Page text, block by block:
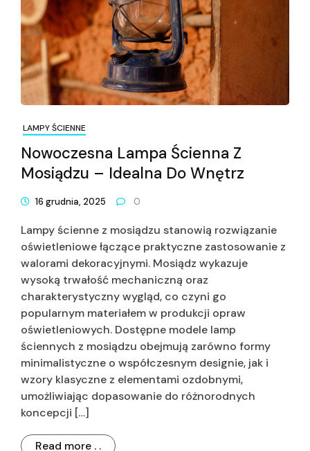
LAMPY ŚCIENNE
Nowoczesna Lampa Ścienna Z
Mosiądzu – Idealna Do Wnętrz
16 grudnia, 2025 0
Lampy ścienne z mosiądzu stanowią rozwiązanie
oświetleniowe łączące praktyczne zastosowanie z
walorami dekoracyjnymi. Mosiądz wykazuje
wysoką trwałość mechaniczną oraz
charakterystyczny wygląd, co czyni go
popularnym materiałem w produkcji opraw
oświetleniowych. Dostępne modele lamp
ściennych z mosiądzu obejmują zarówno formy
minimalistyczne o współczesnym designie, jak i
wzory klasyczne z elementami ozdobnymi,
umożliwiając dopasowanie do różnorodnych
koncepcji […]
Read more . .